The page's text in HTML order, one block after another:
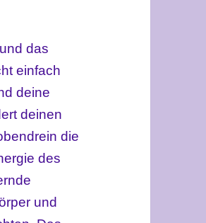
das
einfach
deine
deinen
die
des
und